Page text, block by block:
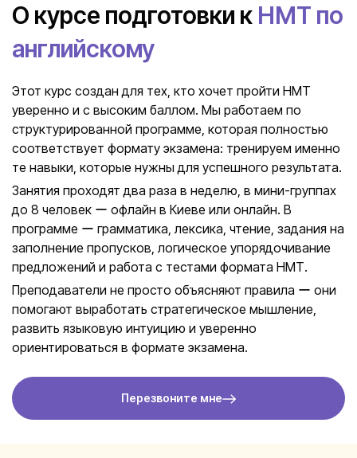
О курсе подготовки к НМТ по
английскому
Этот курс создан для тех, кто хочет пройти НМТ
уверенно и с высоким баллом. Мы работаем по
структурированной программе, которая полностью
соответствует формату экзамена: тренируем именно
те навыки, которые нужны для успешного результата.
Занятия проходят два раза в неделю, в мини-группах
до 8 человек ー офлайн в Киеве или онлайн. В
программе ー грамматика, лексика, чтение, задания на
заполнение пропусков, логическое упорядочивание
предложений и работа с тестами формата НМТ.
Преподаватели не просто объясняют правила ー они
помогают выработать стратегическое мышление,
развить языковую интуицию и уверенно
ориентироваться в формате экзамена.
Перезвоните мне